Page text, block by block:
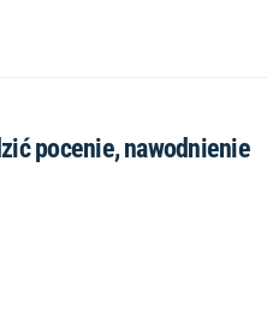
pocenie, nawodnienie